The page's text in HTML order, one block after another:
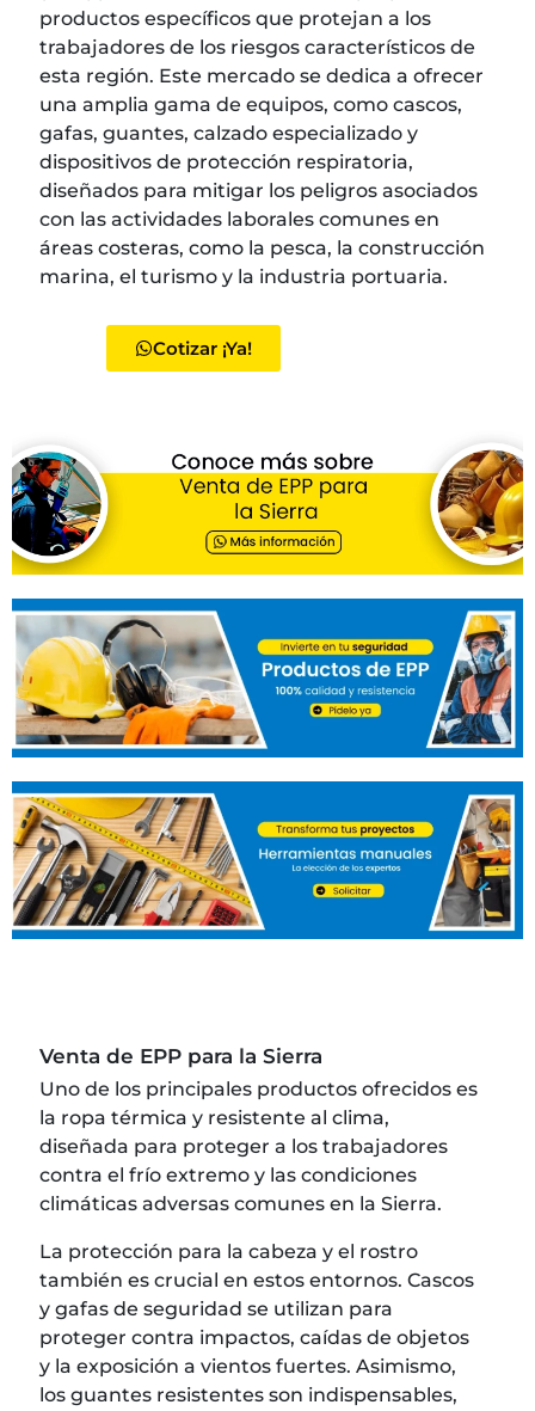
productos específicos que protejan a los
trabajadores de los riesgos característicos de
esta región. Este mercado se dedica a ofrecer
una amplia gama de equipos, como cascos,
gafas, guantes, calzado especializado y
dispositivos de protección respiratoria,
diseñados para mitigar los peligros asociados
con las actividades laborales comunes en
áreas costeras, como la pesca, la construcción
marina, el turismo y la industria portuaria.
Cotizar ¡Ya!
Venta de EPP para la Sierra
Uno de los principales productos ofrecidos es
la ropa térmica y resistente al clima,
diseñada para proteger a los trabajadores
contra el frío extremo y las condiciones
climáticas adversas comunes en la Sierra.
La protección para la cabeza y el rostro
también es crucial en estos entornos. Cascos
y gafas de seguridad se utilizan para
proteger contra impactos, caídas de objetos
y la exposición a vientos fuertes. Asimismo,
los guantes resistentes son indispensables,